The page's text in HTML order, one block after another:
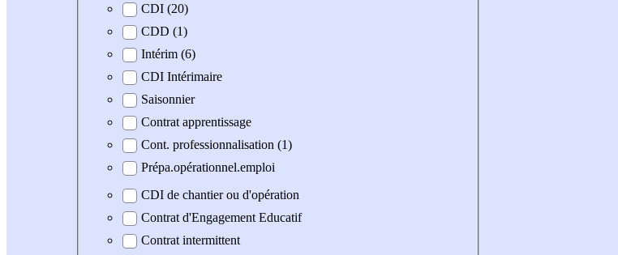
Type de contratCDI (20)
CDD (1)
Intérim (6)
CDI Intérimaire
Saisonnier
Contrat apprentissage
Cont. professionnalisation (1)
Prépa.opérationnel.emploi
CDI de chantier ou d'opération
Contrat d'Engagement Educatif
Contrat intermittent